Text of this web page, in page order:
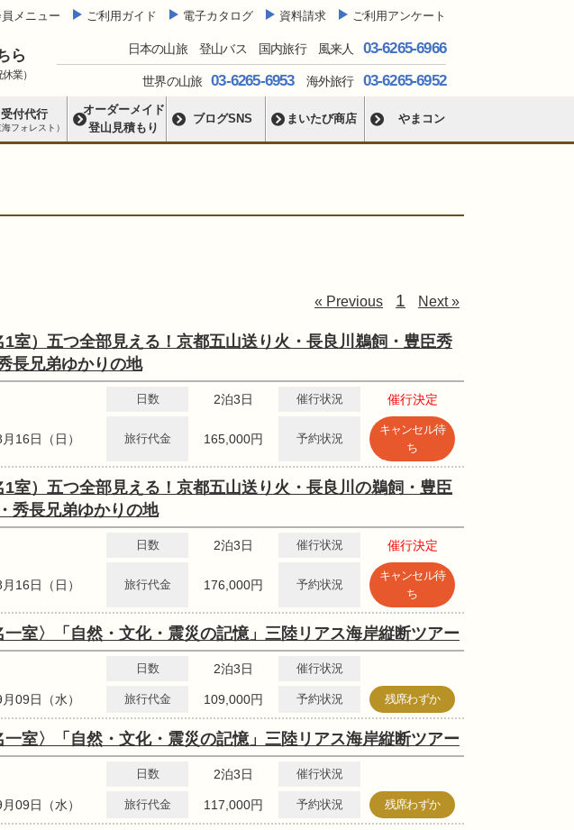
メニュー ご利用ガイド 電子カタログ 資料請求 ご利用アンケート
ら
業）
日本の山旅 登山バス 国内旅行 風来人 03-6265-6966
世界の山旅 03-6265-6953海外旅行 03-6265-6952
受付代行
フォレスト）
オーダーメイド
登山見積もり
ブログSNS まいたび商店 やまコン
« Previous
1 Next »
1室）五つ全部見える！京都五山送り火・長良川鵜飼・豊臣秀
長兄弟ゆかりの地
日数 2泊3日 催行状況 催行決定
16日（日） 旅行代金 165,000円 予約状況
キャンセル待
ち
1室）五つ全部見える！京都五山送り火・長良川の鵜飼・豊臣
秀長兄弟ゆかりの地
日数 2泊3日 催行状況 催行決定
16日（日） 旅行代金 176,000円 予約状況
キャンセル待
ち
一室〉「自然・文化・震災の記憶」三陸リアス海岸縦断ツアー
日数 2泊3日 催行状況
09日（水） 旅行代金 109,000円 予約状況 残席わずか
一室〉「自然・文化・震災の記憶」三陸リアス海岸縦断ツアー
日数 2泊3日 催行状況
09日（水） 旅行代金 117,000円 予約状況 残席わずか